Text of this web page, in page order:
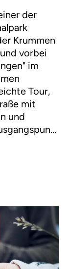
der
Krummen
vorbei
im
Tour,
mit
und